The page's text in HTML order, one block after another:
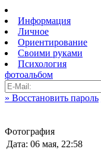
Информация
Личное
Ориентирование
Своими руками
Психология
фотоальбом
» Восстановить пароль
Фотография
Дата: 06 мая, 22:58